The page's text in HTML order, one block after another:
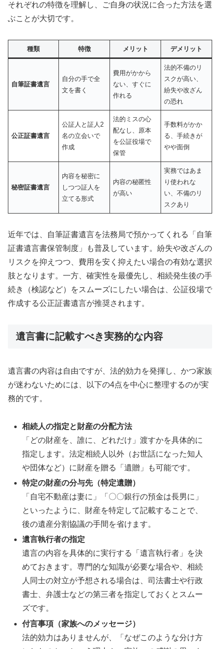
それぞれの特徴を理解し、ご自身の状況に合った方法を選
ぶことが大切です。
種類 特徴 メリット デメリット
自筆証書遺言
自分の手で全
文を書く
費用がかから
ない、すぐに
作れる
法的不備のリ
スクが高い、
紛失や改ざん
の恐れ
公正証書遺言
公証人と証人2
名の立会いで
作成
法的ミスの心
配なし、原本
を公証役場で
保管
手数料がかか
る、手続きが
やや面倒
秘密証書遺言
内容を秘密に
しつつ証人を
立てる形式
内容の秘匿性
が高い
実務ではあま
り使われな
い、不備のリ
スクあり
近年では、自筆証書遺言を法務局で預かってくれる「自筆
証書遺言書保管制度」も普及しています。紛失や改ざんの
リスクを抑えつつ、費用を安く抑えたい場合の有効な選択
肢となります。一方、確実性を最優先し、相続発生後の手
続き（検認など）をスムーズにしたい場合は、公証役場で
作成する公正証書遺言が推奨されます。
遺言書に記載すべき実務的な内容
遺言書の内容は自由ですが、法的効力を発揮し、かつ家族
が迷わないためには、以下の4点を中心に整理するのが実
務的です。
相続人の指定と財産の分配方法
「どの財産を、誰に、どれだけ」渡すかを具体的に
指定します。法定相続人以外（お世話になった知人
や団体など）に財産を贈る「遺贈」も可能です。
特定の財産の分与先（特定遺贈）
「自宅不動産は妻に」「〇〇銀行の預金は長男に」
といったように、財産を特定して記載することで、
後の遺産分割協議の手間を省けます。
遺言執行者の指定
遺言の内容を具体的に実行する「遺言執行者」を決
めておきます。専門的な知識が必要な場合や、相続
人同士の対立が予想される場合は、司法書士や行政
書士、弁護士などの第三者を指定しておくとスムー
ズです。
付言事項（家族へのメッセージ）
法的効力はありませんが、「なぜこのような分け方